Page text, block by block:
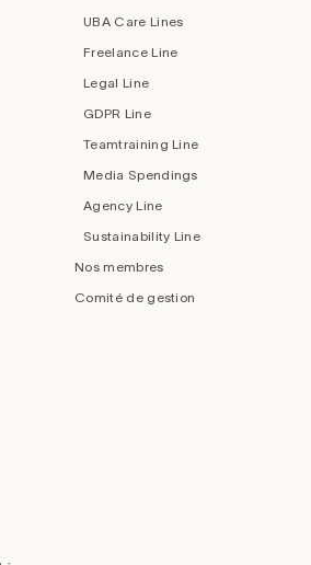
UBA Care Lines
Freelance Line
Legal Line
GDPR Line
Teamtraining Line
Media Spendings
Agency Line
Sustainability Line
Nos membres
Comité de gestion